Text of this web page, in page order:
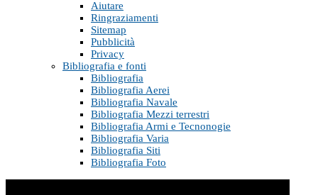
Aiutare
Ringraziamenti
Sitemap
Pubblicità
Privacy
Bibliografia e fonti
Bibliografia
Bibliografia Aerei
Bibliografia Navale
Bibliografia Mezzi terrestri
Bibliografia Armi e Tecnonogie
Bibliografia Varia
Bibliografia Siti
Bibliografia Foto